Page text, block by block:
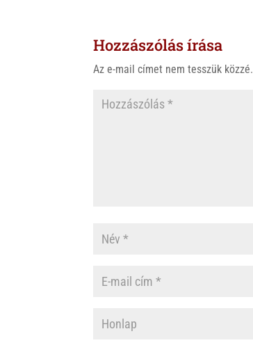
A
o
Hozzászólás írása
Az e-mail címet nem tesszük közzé.